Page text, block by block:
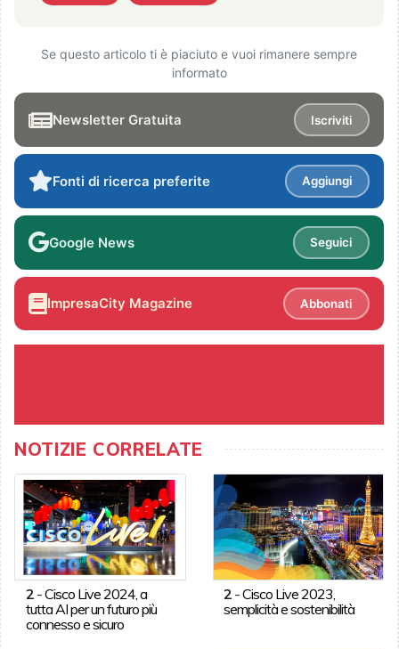
Se questo articolo ti è piaciuto e vuoi rimanere sempre
informato
Newsletter Gratuita Iscriviti
Fonti di ricerca preferite Aggiungi
Google News Seguici
ImpresaCity Magazine Abbonati
NOTIZIE CORRELATE
2-Cisco Live 2024, a
tutta AI per un futuro più
connesso e sicuro
2 -Cisco Live 2023,
semplicità e sostenibilità